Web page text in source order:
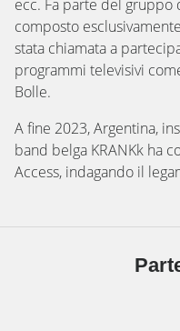
ecc. Fa parte del gruppo
composto
stata chiamata a
programmi televisivi
Bolle.
A fine 2023, Argentina,
band belga KRANKk ha
Access, indagando il